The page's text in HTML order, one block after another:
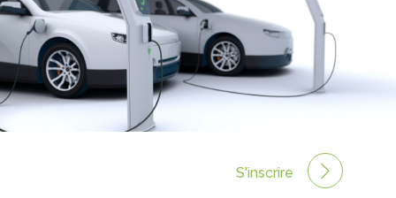
Autonomie :80 km
Prix :€
S'inscrire